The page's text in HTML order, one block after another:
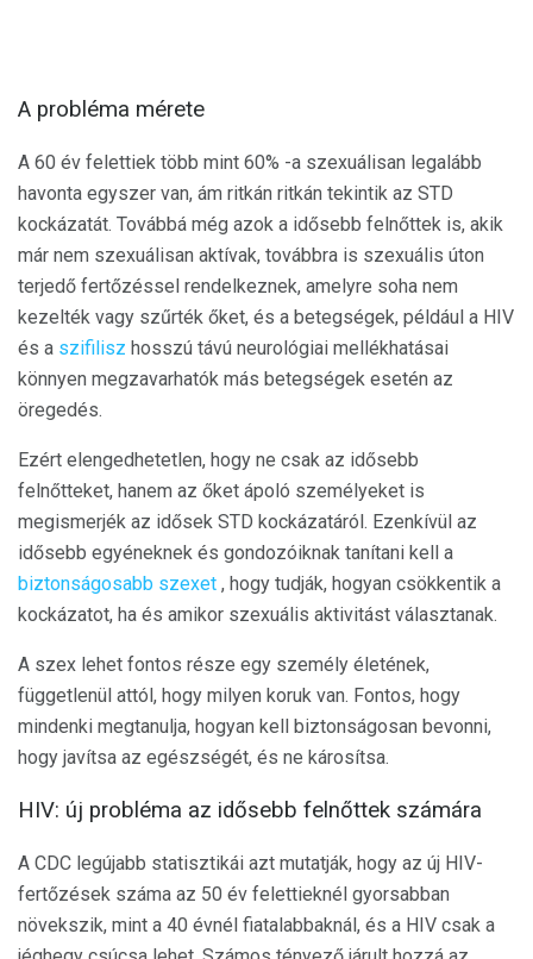
A probléma mérete
A 60 év felettiek több mint 60% -a szexuálisan legalább
havonta egyszer van, ám ritkán ritkán tekintik az STD
kockázatát. Továbbá még azok a idősebb felnőttek is, akik
már nem szexuálisan aktívak, továbbra is szexuális úton
terjedő fertőzéssel rendelkeznek, amelyre soha nem
kezelték vagy szűrték őket, és a betegségek, például a HIV
és a szifilisz hosszú távú neurológiai mellékhatásai
könnyen megzavarhatók más betegségek esetén az
öregedés.
Ezért elengedhetetlen, hogy ne csak az idősebb
felnőtteket, hanem az őket ápoló személyeket is
megismerjék az idősek STD kockázatáról. Ezenkívül az
idősebb egyéneknek és gondozóiknak tanítani kell a
biztonságosabb szexet , hogy tudják, hogyan csökkentik a
kockázatot, ha és amikor szexuális aktivitást választanak.
A szex lehet fontos része egy személy életének,
függetlenül attól, hogy milyen koruk van. Fontos, hogy
mindenki megtanulja, hogyan kell biztonságosan bevonni,
hogy javítsa az egészségét, és ne károsítsa.
HIV: új probléma az idősebb felnőttek számára
A CDC legújabb statisztikái azt mutatják, hogy az új HIV-
fertőzések száma az 50 év felettieknél gyorsabban
növekszik, mint a 40 évnél fiatalabbaknál, és a HIV csak a